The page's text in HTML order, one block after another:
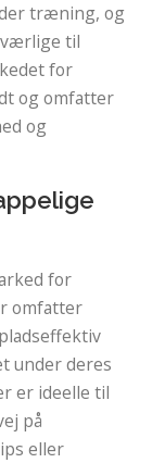
træning, og
til
for
og omfatter
og
for
omfatter
under deres
er ideelle til
på
eller